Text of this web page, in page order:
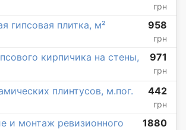
грн
гипсовая плитка, м² 958
грн
кирпичика на стены,
971
грн
плинтусов, м.пог. 442
грн
и монтаж ревизионного
1880